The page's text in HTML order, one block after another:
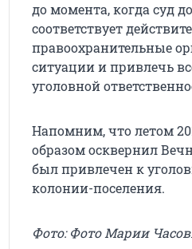
до момента, когда суд
соответствует
правоохранительные
ситуации и привлечь
уголовной
Напомним, что летом
образом осквернил
был привлечен к
колонии-поселения.
Фото: Фото Марии